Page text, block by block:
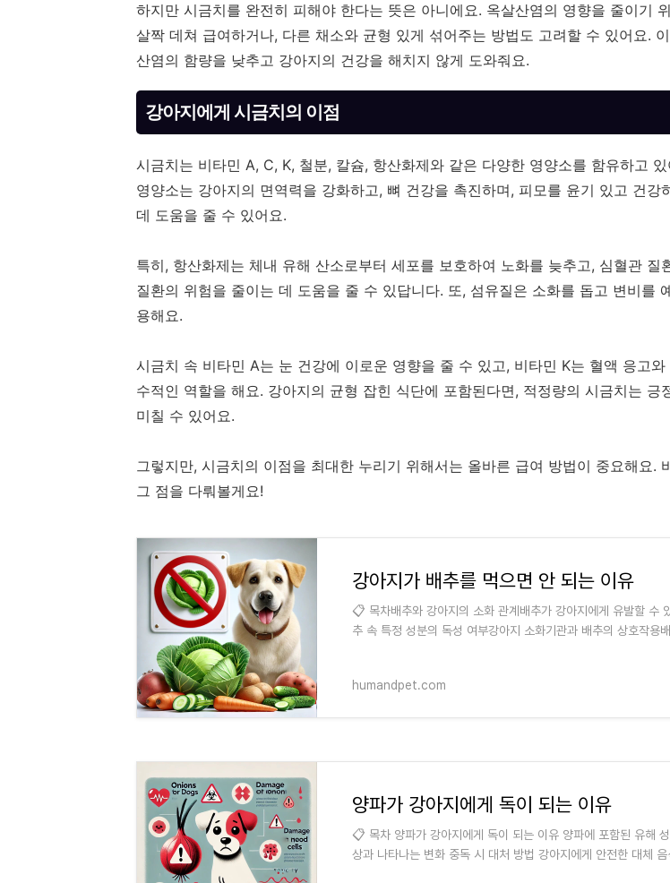
하지만 시금치를 완전히 피해야 한다는 뜻은 아니에요. 옥살산염의 영향을 줄이기
살짝 데쳐 급여하거나, 다른 채소와 균형 있게 섞어주는 방법도 고려할 수 있어요.
산염의 함량을 낮추고 강아지의 건강을 해치지 않게 도와줘요.
강아지에게 시금치의 이점
시금치는 비타민 A, C, K, 철분, 칼슘, 항산화제와 같은 다양한 영양소를 함유하고
영양소는 강아지의 면역력을 강화하고, 뼈 건강을 촉진하며, 피모를 윤기 있고 건강
데 도움을 줄 수 있어요.
특히, 항산화제는 체내 유해 산소로부터 세포를 보호하여 노화를 늦추고, 심혈관 질
질환의 위험을 줄이는 데 도움을 줄 수 있답니다. 또, 섬유질은 소화를 돕고 변비를
용해요.
시금치 속 비타민 A는 눈 건강에 이로운 영향을 줄 수 있고, 비타민 K는 혈액 응고와
수적인 역할을 해요. 강아지의 균형 잡힌 식단에 포함된다면, 적정량의 시금치는 긍
미칠 수 있어요.
그렇지만, 시금치의 이점을 최대한 누리기 위해서는 올바른 급여 방법이 중요해요.
그 점을 다뤄볼게요!
강아지가 배추를 먹으면 안 되는 이유
📋 목차배추와 강아지의 소화 관계배추가 강아지에게 유발할 수
추 속 특정 성분의 독성 여부강아지 소화기관과 배추의 상호작용
humandpet.com
양파가 강아지에게 독이 되는 이유
📋 목차 양파가 강아지에게 독이 되는 이유 양파에 포함된 유해
상과 나타나는 변화 중독 시 대처 방법 강아지에게 안전한 대체 음